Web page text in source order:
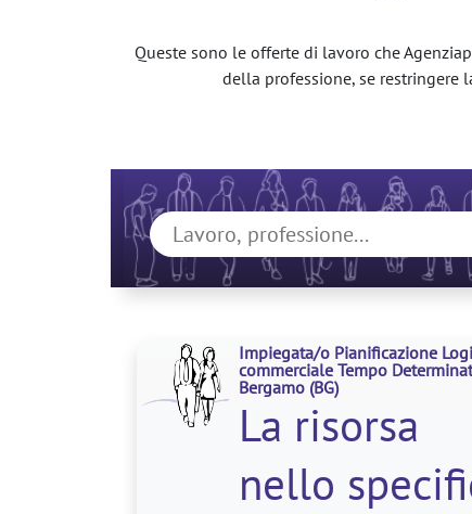
Queste sono le offerte di lavoro che
della professione, se restringere
Impiegata/o Pianificazione
commerciale Tempo
Bergamo(BG)
La risorsa
nello